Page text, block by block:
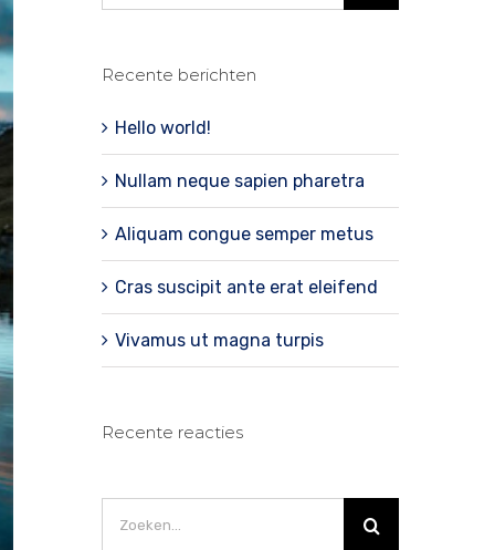
Recente berichten
Hello world!
Nullam neque sapien pharetra
Aliquam congue semper metus
Cras suscipit ante erat eleifend
Vivamus ut magna turpis
Recente reacties